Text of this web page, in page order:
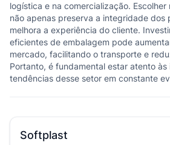
logística e na comercialização.
não apenas preserva a integridade dos
melhora a experiência do cliente.
eficientes de embalagem pode
mercado, facilitando o transporte e
Portanto, é fundamental estar atento às
tendências desse setor em constante
Softplast